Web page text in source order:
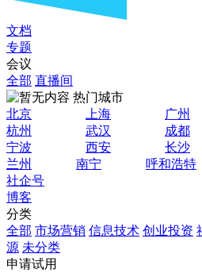
文档
专题
会议
全部 直播间
热门城市
北京
上海 广州
杭州
武汉 成都
宁波
西安 长沙
兰州
南宁 呼和浩特
社企号
博客
分类
全部 市场营销 信息技术 创业投资
源 未分类
申请试用